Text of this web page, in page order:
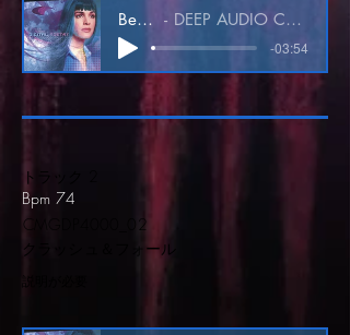
Beautiful DEEP AUDIO CMGDP4000_01
-03:54
トラック 2
Bpm 74
CMGDP4000_02
クラッシュ＆フォール
説明が必要